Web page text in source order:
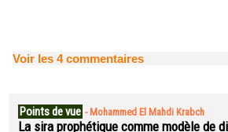
Voir les 4commentaires
Points de vue - Mohammed El Mahdi Krabch
La sira prophétique comme modèle de